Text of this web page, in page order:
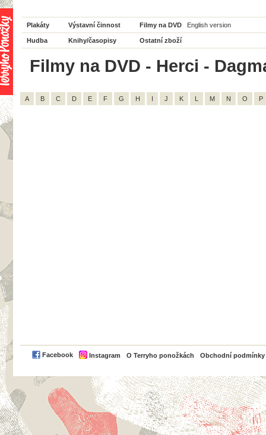
Plakáty Výstavní činnost Filmy na DVD English version
Hudba Knihy/časopisy Ostatní zboží
Filmy na DVD - Herci -
A B C D E F G H I J K L M N O P
Facebook Instagram O Terryho ponožkách Obchodní podmínky
PayPal